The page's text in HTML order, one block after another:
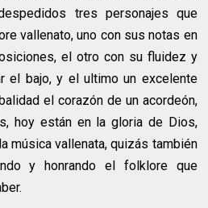
tres personajes que
vallenato, uno con sus notas en
el otro con su fluidez y
el bajo, y el ultimo un excelente
el corazón de un acordeón,
hoy están en la gloria de Dios,
música vallenata, quizás también
y honrando el folklore que